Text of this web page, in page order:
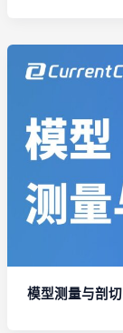
模型测量与剖切